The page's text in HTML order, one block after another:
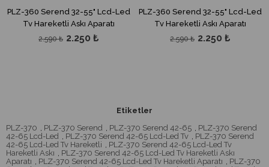
PLZ-360 Serend 32-55" Lcd-Led
Tv Hareketli Askı Aparatı
2.250 ₺
2.590 ₺
PLZ-360 Serend 32-55" Lcd-Led
Tv Hareketli Askı Aparatı
2.250 ₺
2.590 ₺
Etiketler
PLZ-370 , PLZ-370 Serend , PLZ-370 Serend 42-65 , PLZ-370 Serend
42-65 Lcd-Led , PLZ-370 Serend 42-65 Lcd-Led Tv , PLZ-370 Serend
42-65 Lcd-Led Tv Hareketli , PLZ-370 Serend 42-65 Lcd-Led Tv
Hareketli Askı , PLZ-370 Serend 42-65 Lcd-Led Tv Hareketli Askı
Aparatı , PLZ-370 Serend 42-65 Lcd-Led Tv Hareketli Aparatı , PLZ-370